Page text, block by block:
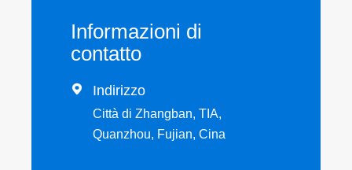
Informazioni di
contatto
 Indirizzo
Città di Zhangban, TIA,
Quanzhou, Fujian, Cina